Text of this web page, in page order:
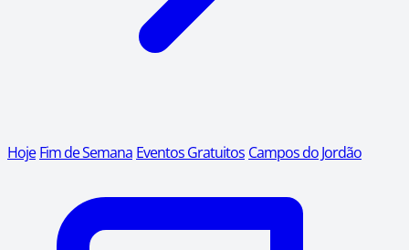
Hoje Fim de Semana Eventos Gratuitos Campos do Jordão